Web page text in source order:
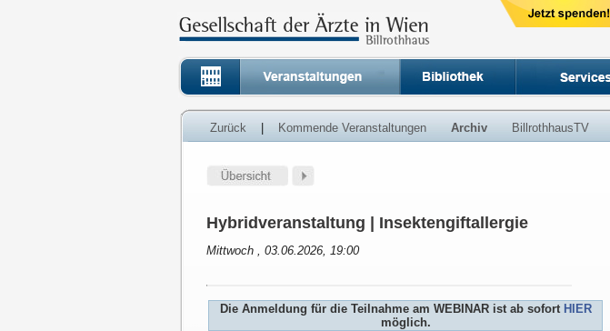
Zurück Kommende Veranstaltungen Archiv BillrothhausTV
Hybridveranstaltung | Insektengiftallergie
Mittwoch , 03.06.2026, 19:00
Die Anmeldung für die Teilnahme am WEBINAR ist ab sofort HIER
möglich.